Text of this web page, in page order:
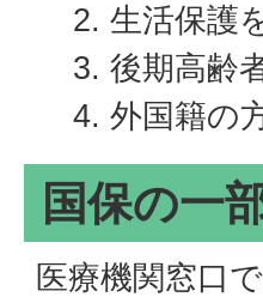
生活保護
後期高齢
外国籍の
国保の一
医療機関窓口